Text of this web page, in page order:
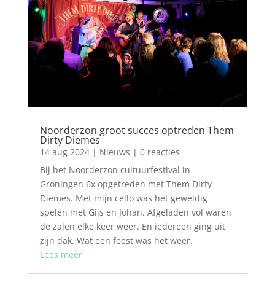
Noorderzon groot succes optreden Them
Dirty Diemes
14 aug 2024| Nieuws | 0 reacties
Bij het Noorderzon cultuurfestival in
Groningen 6x opgetreden met Them Dirty
Diemes. Met mijn cello was het geweldig
spelen met Gijs en Johan. Afgeladen vol waren
de zalen elke keer weer. En iedereen ging uit
zijn dak. Wat een feest was het weer.
Lees meer